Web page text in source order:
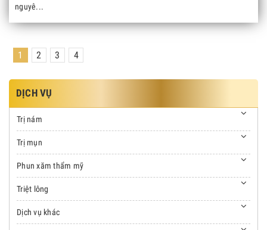
nguyê...
1 2 3 4
DỊCH VỤ
Trị nám
Trị mụn
Phun xăm thẩm mỹ
Triệt lông
Dịch vụ khác